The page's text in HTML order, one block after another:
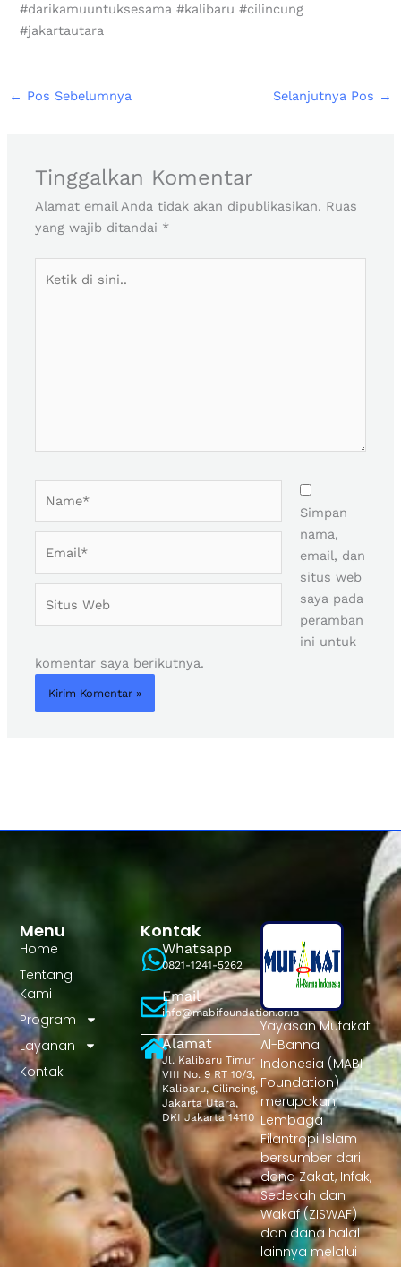
#darikamuuntuksesama #kalibaru #cilincung
#jakartautara
← Pos Sebelumnya Selanjutnya Pos →
Tinggalkan Komentar
Alamat email Anda tidak akan dipublikasikan. Ruas
yang wajib ditandai *
Web
Simpan
nama,
email, dan
situs web
saya pada
peramban
ini untuk
komentar saya berikutnya.
Menu
Home
Tentang
Kami
Program
Layanan
Kontak
Kontak
Whatsapp
0821-1241-5262
Email
info@mabifoundation.or.id
Alamat
Jl. Kalibaru Timur
VIII No. 9 RT 10/3,
Kalibaru, Cilincing,
Jakarta Utara,
DKI Jakarta 14110
Yayasan Mufakat
Al-Banna
Indonesia (MABI
Foundation)
merupakan
Lembaga
Filantropi Islam
bersumber dari
dana Zakat, Infak,
Sedekah dan
Wakaf (ZISWAF)
dan dana halal
lainnya melalui